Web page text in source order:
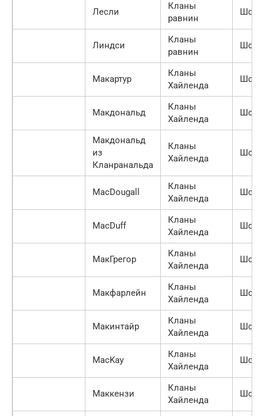
Лесли
Кланы
равнин
Линдси
Кланы
равнин
Макартур
Кланы
Хайленда
Макдональд
Кланы
Хайленда
Макдональд
из
Кланранальда
Кланы
Хайленда
MacDougall
Кланы
Хайленда
MacDuff
Кланы
Хайленда
МакГрегор
Кланы
Хайленда
Макфарлейн
Кланы
Хайленда
Макинтайр
Кланы
Хайленда
MacKay
Кланы
Хайленда
Маккензи
Кланы
Хайленда